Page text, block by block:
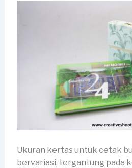
Ukuran kertas untuk cetak
bervariasi, tergantung pada